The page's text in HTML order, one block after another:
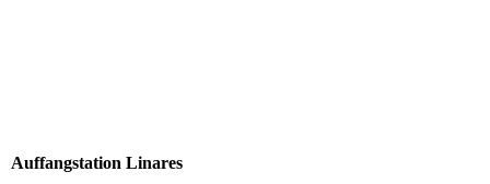
Auffangstation Linares